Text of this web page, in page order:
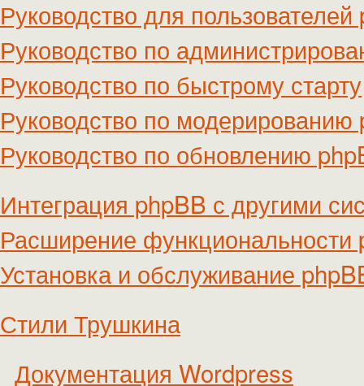
Руководство для пользователей
Руководство по
Руководство по быстрому старту
Руководство по модерированию
Руководство по обновлению
Интеграция phpBB с другими
Расширение функциональности
Установка и обслуживание
Стили Трушкина
Документация Wordpress